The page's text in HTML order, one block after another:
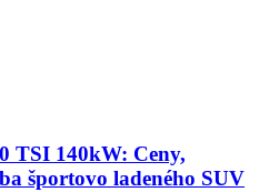
TSI 140kW: Ceny,
športovo ladeného SUV